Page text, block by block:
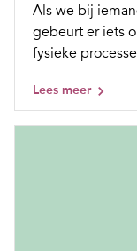
Als we bij
gebeurt er iets
fysieke
Lees meer